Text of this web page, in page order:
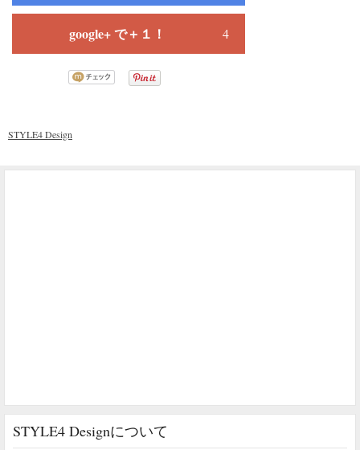
google+ で＋１！ 4
STYLE4 Design
STYLE4 Designについて